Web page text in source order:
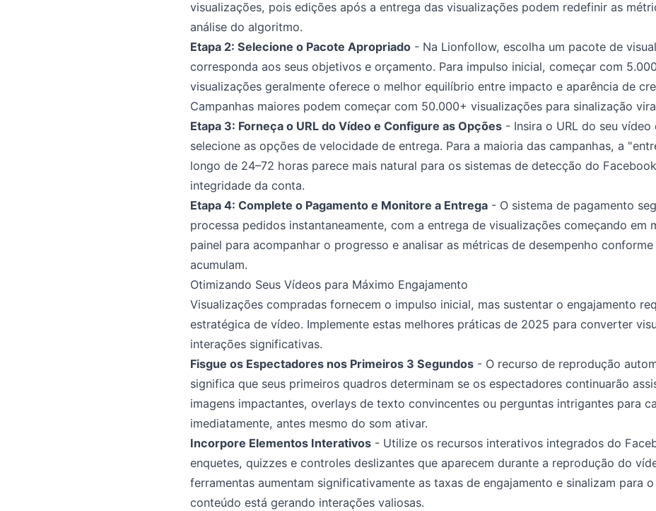
visualizações, pois edições após a entrega das visualizações podem redefinir as
análise do algoritmo.
Etapa 2: Selecione o Pacote Apropriado- Na Lionfollow, escolha um pacote de
corresponda aos seus objetivos e orçamento. Para impulso inicial, começar com
visualizações geralmente oferece o melhor equilíbrio entre impacto e aparência de
Campanhas maiores podem começar com 50.000+ visualizações para sinalização
Etapa 3: Forneça o URL do Vídeo e Configure as Opções- Insira o URL do seu vídeo
selecione as opções de velocidade de entrega. Para a maioria das campanhas, a
longo de 24–72 horas parece mais natural para os sistemas de detecção do
integridade da conta.
Etapa 4: Complete o Pagamento e Monitore a Entrega- O sistema de pagamento
processa pedidos instantaneamente, com a entrega de visualizações começando em
painel para acompanhar o progresso e analisar as métricas de desempenho
acumulam.
Otimizando Seus Vídeos para Máximo Engajamento
Visualizações compradas fornecem o impulso inicial, mas sustentar o engajamento
estratégica de vídeo. Implemente estas melhores práticas de 2025 para converter
interações significativas.
Fisgue os Espectadores nos Primeiros 3 Segundos- O recurso de reprodução
significa que seus primeiros quadros determinam se os espectadores continuarão
imagens impactantes, overlays de texto convincentes ou perguntas intrigantes para
imediatamente, antes mesmo do som ativar.
Incorpore Elementos Interativos- Utilize os recursos interativos integrados do
enquetes, quizzes e controles deslizantes que aparecem durante a reprodução do
ferramentas aumentam significativamente as taxas de engajamento e sinalizam para
conteúdo está gerando interações valiosas.